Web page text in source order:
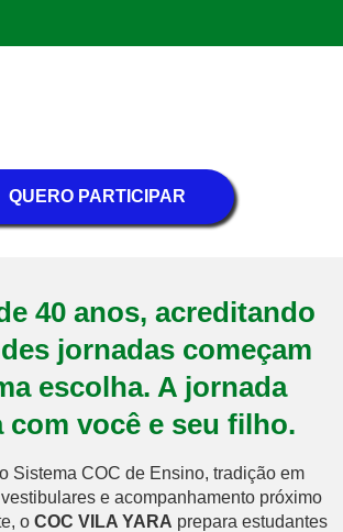
QUERO PARTICIPAR
40 anos, acreditando
jornadas começam
escolha. A jornada
com você e seu filho.
Sistema COC de Ensino, tradição em
e acompanhamento próximo
o COC VILA YARA prepara estudantes